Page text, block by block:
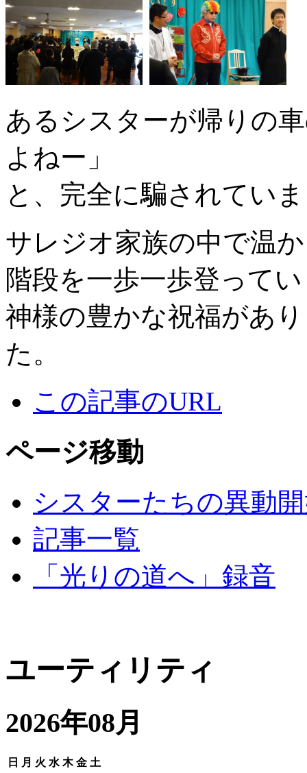
あるシスターが帰りの
よねー」
と、完全に騙されてい
サレジオ家族の中で温
階段を一歩一歩登って
神様の豊かな祝福があ
た。
この記事のURL
ページ移動
シスターたちの異動
記事一覧
「光りの道へ」録音
ユーティリティ
2026年08月
日 月 火 水 木 金 土